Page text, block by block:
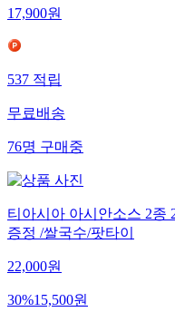
17,900원
537 적립
무료배송
76명 구매중
티아시아 아시안소스 2종
증정 /쌀국수/팟타이
22,000원
30%15,500원